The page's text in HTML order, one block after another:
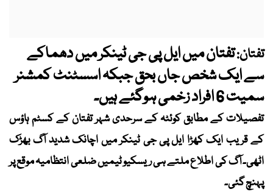
تفتان:تفتان میں ایل پی جی ٹینکر میں دھماکے
سے ایک شخص جاں بحق جبکہ اسسٹنٹ کمشنر
سمیت 6 افراد زخمی ہوگئے ہیں۔
تفصیلات کے مطابق کوئٹہ کے سرحدی شہر تفتان کے کسٹم ہاؤس
کے قریب ایک کھڑا ایل پی جی ٹینکر میں اچانک شدید آگ بھڑک
اٹھی۔ آگ کی اطلاع ملتے ہی ریسکیو ٹیمیں ضلعی انتظامیہ موقع پر
پہنچ گئی۔